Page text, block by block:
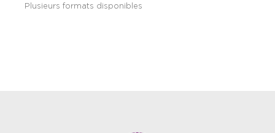
Plusieurs formats disponibles